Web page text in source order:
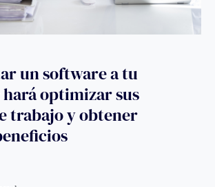
un software a tu
optimizar sus
trabajo y obtener